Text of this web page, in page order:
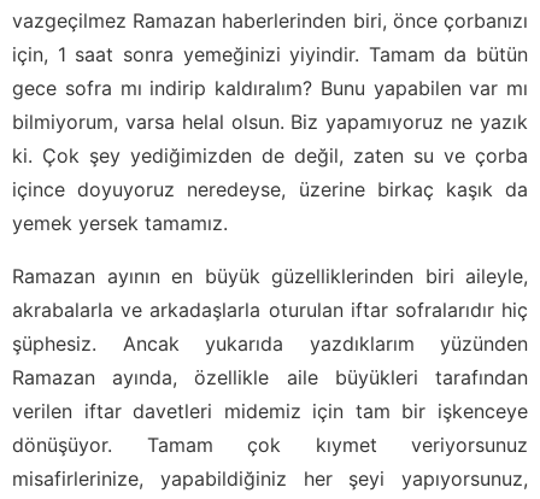
vazgeçilmez Ramazan haberlerinden biri, önce çorbanızı
için, 1 saat sonra yemeğinizi yiyindir. Tamam da bütün
gece sofra mı indirip kaldıralım? Bunu yapabilen var mı
bilmiyorum, varsa helal olsun. Biz yapamıyoruz ne yazık
ki. Çok şey yediğimizden de değil, zaten su ve çorba
içince doyuyoruz neredeyse, üzerine birkaç kaşık da
yemek yersek tamamız.
Ramazan ayının en büyük güzelliklerinden biri aileyle,
akrabalarla ve arkadaşlarla oturulan iftar sofralarıdır hiç
şüphesiz. Ancak yukarıda yazdıklarım yüzünden
Ramazan ayında, özellikle aile büyükleri tarafından
verilen iftar davetleri midemiz için tam bir işkenceye
dönüşüyor. Tamam çok kıymet veriyorsunuz
misafirlerinize, yapabildiğiniz her şeyi yapıyorsunuz,